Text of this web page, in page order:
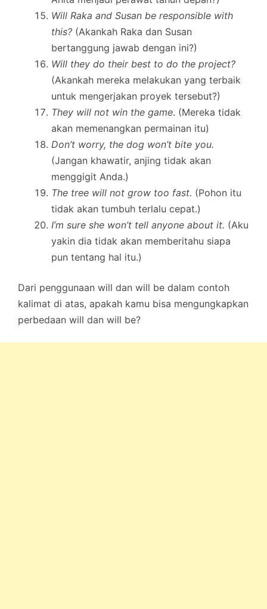
Will Raka and Susan be responsible with
this? (Akankah Raka dan Susan
bertanggung jawab dengan ini?)
Will they do their best to do the project?
(Akankah mereka melakukan yang terbaik
untuk mengerjakan proyek tersebut?)
They will not win the game. (Mereka tidak
akan memenangkan permainan itu)
Don’t worry, the dog won’t bite you.
(Jangan khawatir, anjing tidak akan
menggigit Anda.)
The tree will not grow too fast. (Pohon itu
tidak akan tumbuh terlalu cepat.)
I’m sure she won’t tell anyone about it. (Aku
yakin dia tidak akan memberitahu siapa
pun tentang hal itu.)
Dari penggunaan will dan will be dalam contoh
kalimat di atas, apakah kamu bisa mengungkapkan
perbedaan will dan will be?